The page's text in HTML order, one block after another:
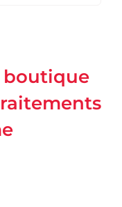
boutique